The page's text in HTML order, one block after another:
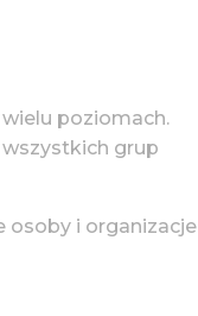
poziomach.
grup
osoby i organizacje